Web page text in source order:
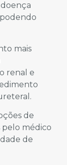
mais
renal e
de
médico
de